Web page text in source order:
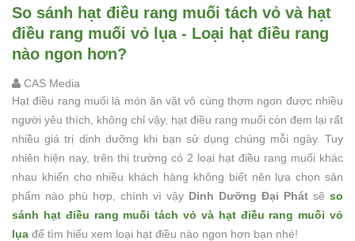
So sánh hạt điều rang muối tách vỏ và hạt
điều rang muối vỏ lụa - Loại hạt điều rang
nào ngon hơn?
CAS Media
Hạt điều rang muối là món ăn vặt vô cùng thơm ngon được nhiều
người yêu thích, không chỉ vậy, hạt điều rang muối còn đem lại rất
nhiều giá trị dinh dưỡng khi bạn sử dụng chúng mỗi ngày. Tuy
nhiên hiện nay, trên thị trường có 2 loại hạt điều rang muối khác
nhau khiến cho nhiều khách hàng không biết nên lựa chọn sản
phẩm nào phù hợp, chính vì vậy Dinh Dưỡng Đại Phát sẽ so
sánh hạt điều rang muối tách vỏ và hạt điều rang muối vỏ
lụa để tìm hiểu xem loại hạt điều nào ngon hơn bạn nhé!